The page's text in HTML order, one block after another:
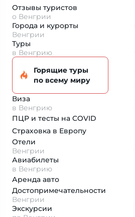
Отзывы туристов
о Венгрии
Города и курорты
Венгрии
Туры
в Венгрию
Горящие туры
по всему миру
Виза
в Венгрию
ПЦР и тесты на COVID
Страховка в Европу
Отели
Венгрии
Авиабилеты
в Венгрию
Аренда авто
Достопримеча­тельности
Венгрии
Экскурсии